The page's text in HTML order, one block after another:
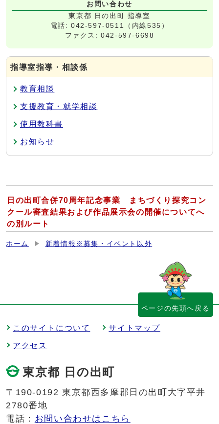
お問い合わせ
東京都 日の出町 指導室
電話: 042-597-0511（内線535）
ファクス: 042-597-6698
指導室指導・相談係
教育相談
支援教育・就学相談
使用教科書
お知らせ
日の出町合併70周年記念事業 まちづくり探究コン
クール審査結果および作品展示会の開催についてへ
の別ルート
ホーム 新着情報※募集・イベント以外
このサイトについて サイトマップ
アクセス
東京都 日の出町
〒190-0192 東京都西多摩郡日の出町大字平井
2780番地
電話： お問い合わせはこちら
ページの先頭へ戻る